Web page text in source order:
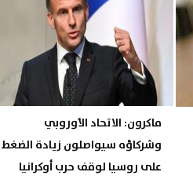
ماكرون: الاتحاد الأوروبي
وشركاؤه سيواصلون زيادة الضغط
على روسيا لوقف حرب أوكرانيا